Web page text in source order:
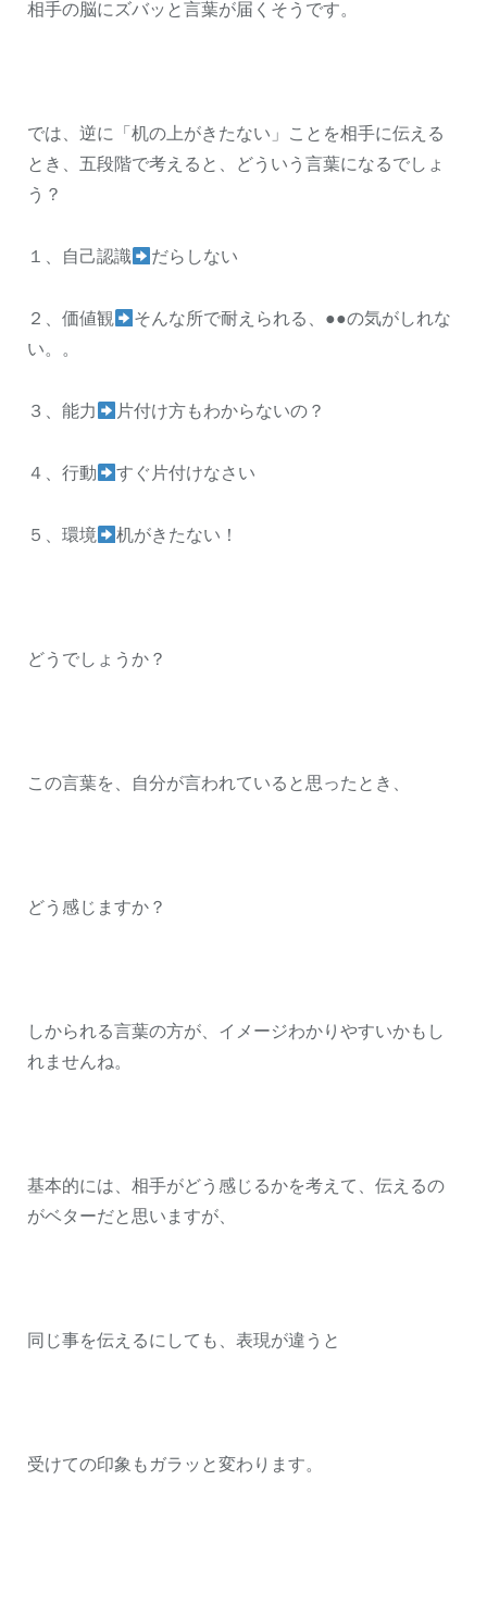
相手の脳にズバッと言葉が届くそうです。
では、逆に「机の上がきたない」ことを相手に伝える
とき、五段階で考えると、どういう言葉になるでしょ
う？
１、自己認識 だらしない
２、価値観
そんな所で耐えられる、●●の気がしれな
い。。
３、能力 片付け方もわからないの？
４、行動 すぐ片付けなさい
５、環境 机がきたない！
どうでしょうか？
この言葉を、自分が言われていると思ったとき、
どう感じますか？
しかられる言葉の方が、イメージわかりやすいかもし
れませんね。
基本的には、相手がどう感じるかを考えて、伝えるの
がベターだと思いますが、
同じ事を伝えるにしても、表現が違うと
受けての印象もガラッと変わります。